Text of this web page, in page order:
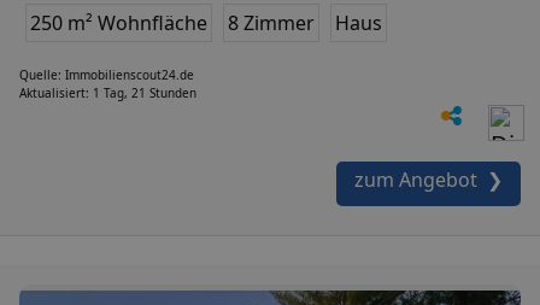
250 m² Wohnfläche
8 Zimmer Haus
Quelle: Immobilienscout24.de
Aktualisiert: 1 Tag, 21 Stunden
zum Angebot ❯